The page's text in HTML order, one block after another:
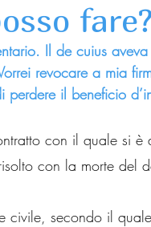
Il de cuius
revocare a mia
il beneficio
con il quale si
con la morte del
civile, secondo il